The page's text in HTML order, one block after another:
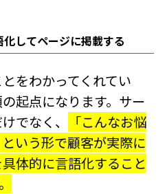
してページに掲載する
をわかってくれてい
起点になります。サー
でなく、
「こんなお悩
いう形で顧客が実際に
体的に言語化すること